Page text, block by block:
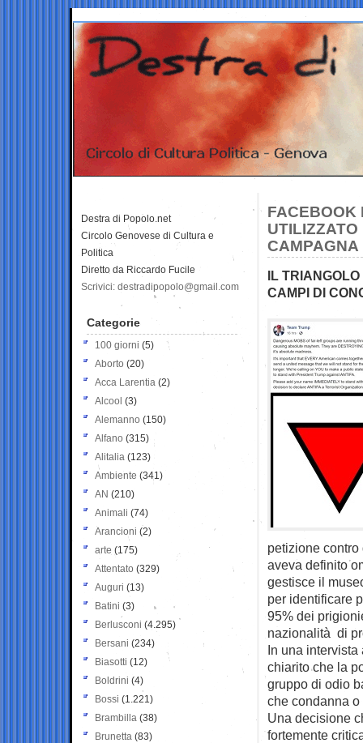
FACEBOOK
CAMPAGNA
IL
CAMPI DI
petizione
aveva definito
gestisce il
per identificare
95% dei
nazionalità di
In una
chiarito che la
gruppo di odio
che condanna
Una decisione
fortemente
Destra di Popolo.net
Circolo Genovese di Cultura e
Politica
Diretto da Riccardo Fucile
Scrivici: destradipopolo@gmail.com
Categorie
100 giorni (5)
Aborto (20)
Acca Larentia (2)
Alcool (3)
Alemanno (150)
Alfano (315)
Alitalia (123)
Ambiente (341)
AN (210)
Animali (74)
Arancioni (2)
arte (175)
Attentato (329)
Auguri (13)
Batini (3)
Berlusconi (4.295)
Bersani (234)
Biasotti (12)
Boldrini (4)
Bossi (1.221)
Brambilla (38)
Brunetta (83)